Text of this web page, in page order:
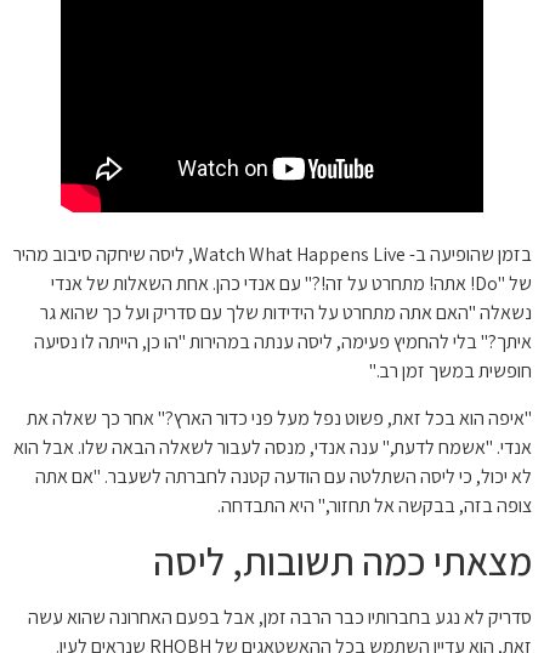
בזמן שהופיעה ב- Watch What Happens Live, ליסה שיחקה סיבוב מהיר
של "Do! אתה! מתחרט על זה!?" עם אנדי כהן. אחת השאלות של אנדי
נשאלה "האם אתה מתחרט על הידידות שלך עם סדריק ועל כך שהוא גר
איתך?" בלי להחמיץ פעימה, ליסה ענתה במהירות "הו כן, הייתה לו נסיעה
חופשית במשך זמן רב."
"איפה הוא בכל זאת, פשוט נפל מעל פני כדור הארץ?" אחר כך שאלה את
אנדי. "אשמח לדעת," ענה אנדי, מנסה לעבור לשאלה הבאה שלו. אבל הוא
לא יכול, כי ליסה השתלטה עם הודעה קטנה לחברתה לשעבר. "אם אתה
צופה בזה, בבקשה אל תחזור," היא התבדחה.
מצאתי כמה תשובות, ליסה
סדריק לא נגע בחברותיו כבר הרבה זמן, אבל בפעם האחרונה שהוא עשה
זאת, הוא עדיין השתמש בכל ההאשטאגים של RHOBH שנראים לעין.